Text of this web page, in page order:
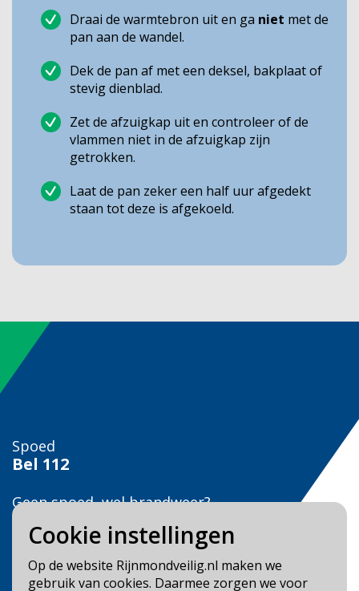
Cookie instellingen
Op de website Rijnmondveilig.nl maken we
gebruik van cookies. Daarmee zorgen we voor
Draai de warmtebron uit en ga niet met de
pan aan de wandel.
Dek de pan af met een deksel, bakplaat of
stevig dienblad.
Zet de afzuigkap uit en controleer of de
vlammen niet in de afzuigkap zijn
getrokken.
Laat de pan zeker een half uur afgedekt
staan tot deze is afgekoeld.
Spoed
Bel 112
Geen spoed, wel brandweer?
Bel
Veilig Leven?
Bel 0900-8387